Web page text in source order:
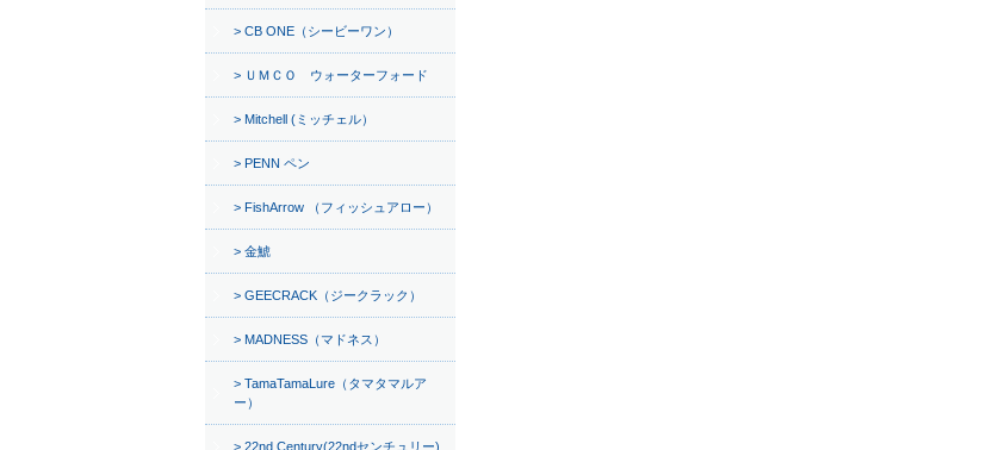
CB ONE（シービーワン）
ＵＭＣＯ ウォーターフォード
Mitchell (ミッチェル）
PENN ペン
FishArrow （フィッシュアロー）
金鯱
GEECRACK（ジークラック）
MADNESS（マドネス）
TamaTamaLure（タマタマルア
ー）
22nd Century(22ndセンチュリー)